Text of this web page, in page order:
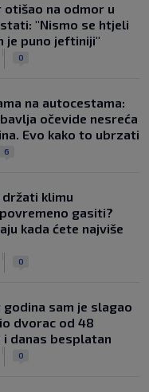
na odmor u
"Nismo se htjeli
je puno jeftiniji"
0
na autocestama:
očevide nesreća
Evo kako to ubrzati
6
klimu
gasiti?
kada ćete najviše
0
godina sam je slagao
dvorac od 48
i danas besplatan
0